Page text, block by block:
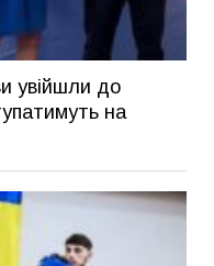
увійшли до
на